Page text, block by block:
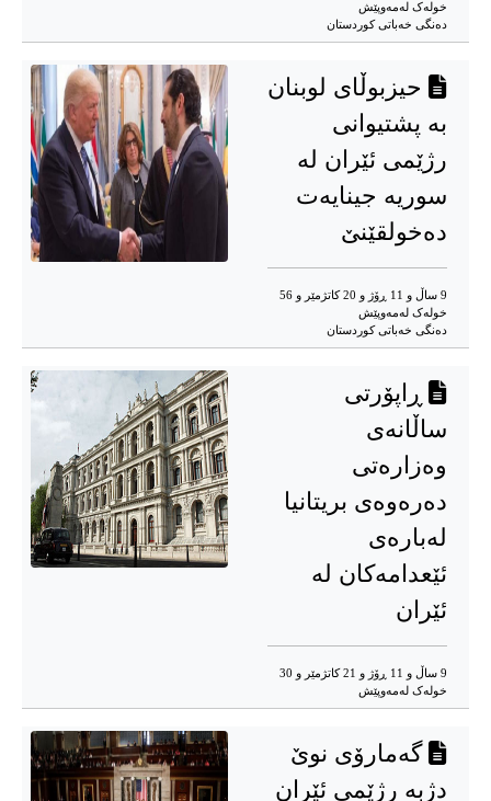
خوله‌ک له‌مه‌وپێش‌
دەنگی خەباتی کوردستان
حیزبوڵای لوبنان
بە پشتیوانی
رژێمی ئێران لە
سوریە جینایەت
دەخولقێنێ
9 ساڵ و 11 ڕۆژ و 20 کاتژمێر و 56
خوله‌ک له‌مه‌وپێش‌
دەنگی خەباتی کوردستان
ڕاپۆرتی‌
ساڵانه‌ی‌
وه‌زاره‌تی‌
ده‌ره‌وه‌ی‌ بریتانیا
لەبارەی
ئێعدامەکان له‌
ئێران
9 ساڵ و 11 ڕۆژ و 21 کاتژمێر و 30
خوله‌ک له‌مه‌وپێش‌
گەمارۆی نوێ
دژبە رژێمی ئێران